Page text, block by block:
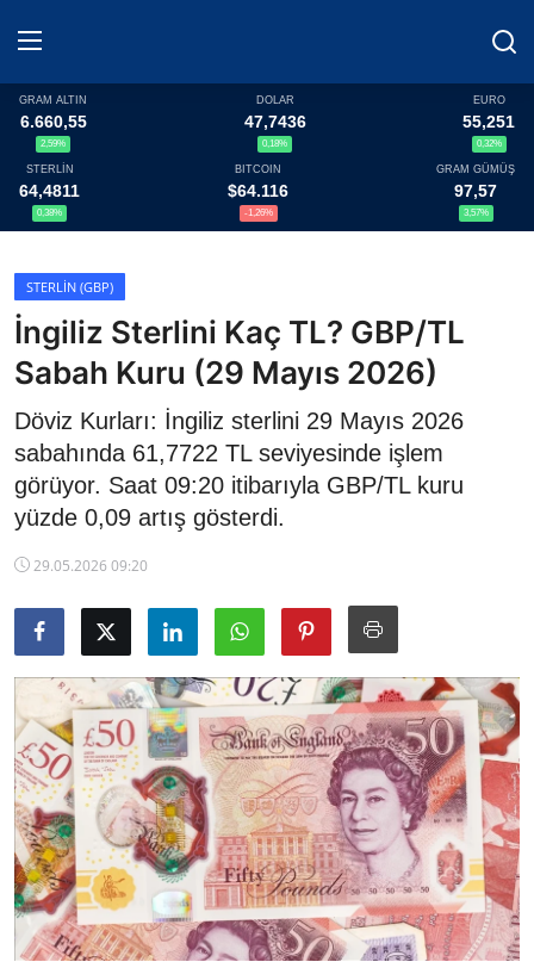
Haberler
Döviz
Altın Fiyatları
Döviz Kurları
Fonlar
Kripto Paralar
Çeviriciler
TCMB Kurları
Emtia Fiyatları
Kapalı Çarşı
Şirket Haberleri
GRAM ALTIN
6.660,55
2,59%
DOLAR
47,7436
0,18%
EURO
55,251
0,32%
STERLİN
64,4811
0,38%
BITCOIN
$64.116
-1,26%
GRAM GÜMÜŞ
97,57
3,57%
STERLIN (GBP)
İngiliz Sterlini Kaç TL? GBP/TL
Sabah Kuru (29 Mayıs 2026)
Döviz Kurları: İngiliz sterlini 29 Mayıs 2026
sabahında 61,7722 TL seviyesinde işlem
görüyor. Saat 09:20 itibarıyla GBP/TL kuru
yüzde 0,09 artış gösterdi.
29.05.2026 09:20